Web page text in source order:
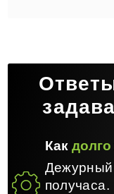
Как долго
Дежурный